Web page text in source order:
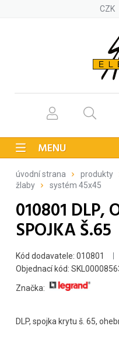
CZK
MENU
úvodní strana produkty
žlaby
systém 45x45
010801 DLP,
SPOJKA Š.65
Kód dodavatele: 010801
Objednací kód:
Značka:
DLP, spojka krytu š. 65,